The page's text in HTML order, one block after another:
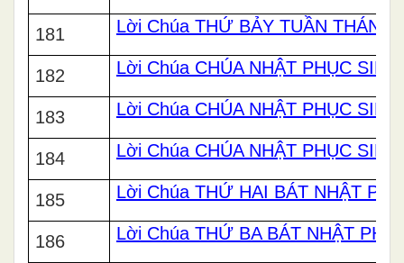
181 Lời Chúa THỨ BẢY TUẦN THÁNH
182 Lời Chúa CHÚA NHẬT PHỤC SINH
183 Lời Chúa CHÚA NHẬT PHỤC
184 Lời Chúa CHÚA NHẬT PHỤC
185 Lời Chúa THỨ HAI BÁT NHẬT
186 Lời Chúa THỨ BA BÁT NHẬT